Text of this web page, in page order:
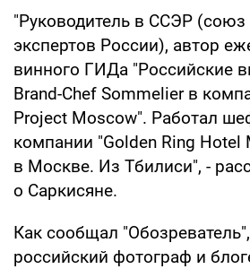
"Руководитель в ССЭР (союз
экспертов России), автор
винного ГИДа "Российские
Brand-Chef Sommelier в
Project Moscow". Работал
компании "Golden Ring
в Москве. Из Тбилиси", -
о Саркисяне.
Как сообщал
российский фотограф и